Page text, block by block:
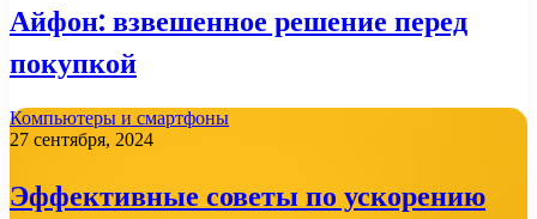
Айфон: взвешенное решение перед
покупкой
Компьютеры и смартфоны
27 сентября, 2024
Эффективные советы по ускорению